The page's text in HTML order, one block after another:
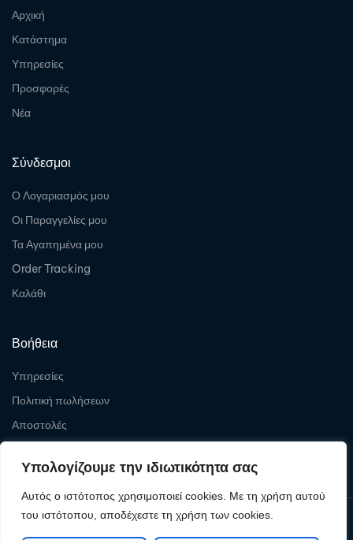
Υπολογίζουμε την ιδιωτικότητα σας
Αυτός ο ιστότοπος χρησιμοποιεί cookies. Με τη χρήση αυτού
του ιστότοπου, αποδέχεστε τη χρήση των cookies.
Αρχική
Κατάστημα
Υπηρεσίες
Προσφορές
Νέα
Σύνδεσμοι
Ο Λογαριασμός μου
Οι Παραγγελίες μου
Τα Αγαπημένα μου
Order Tracking
Καλάθι
Βοήθεια
Υπηρεσίες
Πολιτική πωλήσεων
Αποστολές
Copyright © 2026Levelcom| Powered by Levelcom